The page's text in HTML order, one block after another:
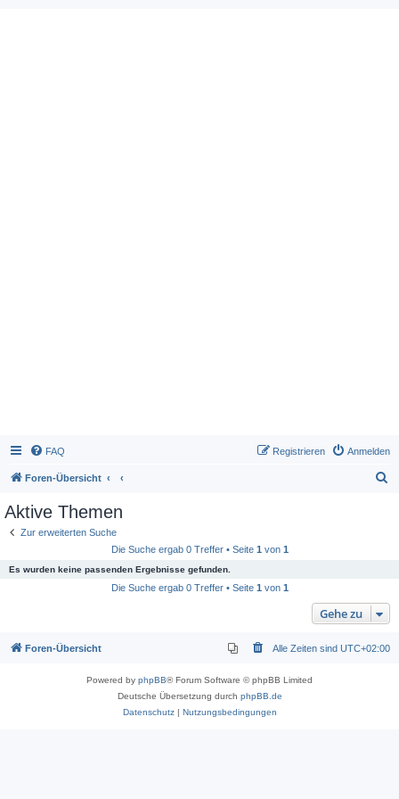
FAQ Anmelden
Registrieren
Foren-Übersicht
Aktive Themen
Zur erweiterten Suche
Die Suche ergab 0 Treffer • Seite 1 von 1
Es wurden keine passenden Ergebnisse gefunden.
Die Suche ergab 0 Treffer • Seite 1 von 1
Gehe zu
Foren-Übersicht Alle Zeiten sind UTC+02:00
Powered by phpBB® Forum Software © phpBB Limited
Deutsche Übersetzung durch phpBB.de
Datenschutz| Nutzungsbedingungen